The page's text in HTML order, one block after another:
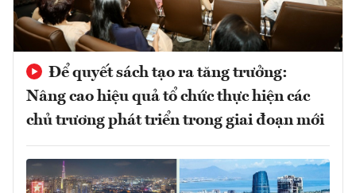
Để quyết sách tạo ra tăng trưởng:
Nâng cao hiệu quả tổ chức thực hiện các
chủ trương phát triển trong giai đoạn mới